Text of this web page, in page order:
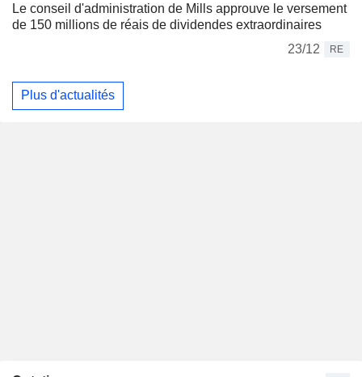
Le conseil d'administration de Mills approuve le versement
de 150 millions de réais de dividendes extraordinaires
23/12
RE
Plus d'actualités